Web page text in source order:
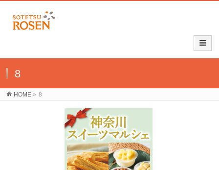
8
HOME » 8